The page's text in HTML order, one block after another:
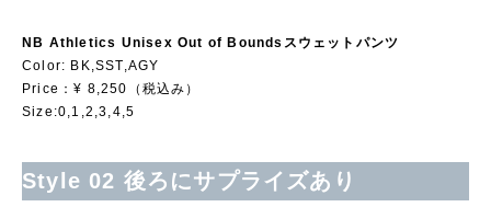
NB Athletics Unisex Out of Boundsスウェットパンツ
Color: BK,SST,AGY
Price：¥ 8,250（税込み）
Size:0,1,2,3,4,5
Style 02 後ろにサプライズあり